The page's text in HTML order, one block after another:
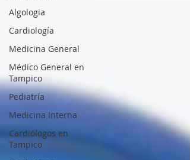
Algologia
Cardiología
Medicina General
Médico General en
Tampico
Pediatría
Medicina Interna
Cardiólogos en
Tampico